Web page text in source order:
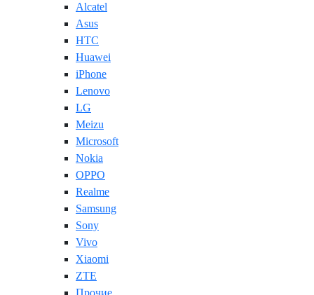
Alcatel
Asus
HTC
Huawei
iPhone
Lenovo
LG
Meizu
Microsoft
Nokia
OPPO
Realme
Samsung
Sony
Vivo
Xiaomi
ZTE